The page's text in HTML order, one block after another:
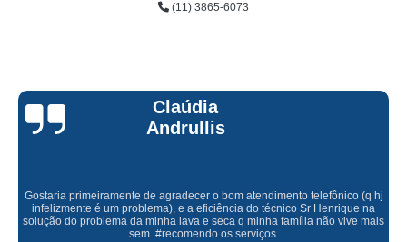
(11) 3865-6073
Claúdia
Andrullis
Gostaria primeiramente de agradecer o bom atendimento telefônico (q hj
infelizmente é um problema), e a eficiência do técnico Sr Henrique na
solução do problema da minha lava e seca q minha família não vive mais
sem. #recomendo os serviços.